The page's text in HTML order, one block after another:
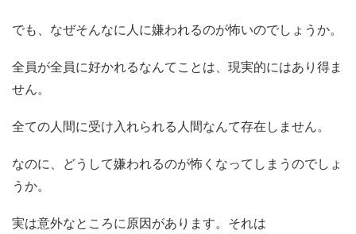
でも、なぜそんなに人に嫌われるのが怖いのでしょうか。
全員が全員に好かれるなんてことは、現実的にはあり得ま
せん。
全ての人間に受け入れられる人間なんて存在しません。
なのに、どうして嫌われるのが怖くなってしまうのでしょ
うか。
実は意外なところに原因があります。それは